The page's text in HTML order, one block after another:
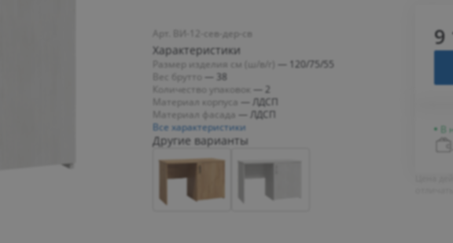
Арт. ВИ-12-сев-дер-св
Характеристики
Размер изделия см (ш/в/г) — 120/75/55
— 38
Количество упаковок — 2
Материал корпуса
— ЛДСП
Материал фасада
— ЛДСП
Все характеристики
Другие варианты
9
В